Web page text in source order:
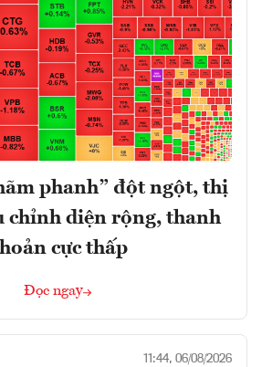
phanh” đột ngột, thị
chỉnh diện rộng, thanh
cực thấp
Đọc ngay
11:44, 06/08/2026